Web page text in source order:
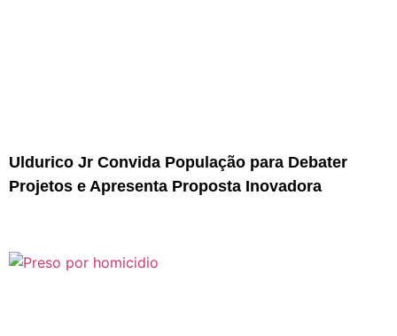
Uldurico Jr Convida População para Debater
Projetos e Apresenta Proposta Inovadora